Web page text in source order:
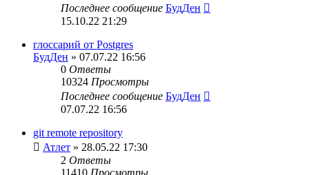
Последнее сообщение БудДен
15.10.22 21:29
глоссарий от Postgres
БудДен » 07.07.22 16:56
0 Ответы
10324 Просмотры
Последнее сообщение БудДен
07.07.22 16:56
git remote repository
Атлет » 28.05.22 17:30
2 Ответы
11410 Просмотры